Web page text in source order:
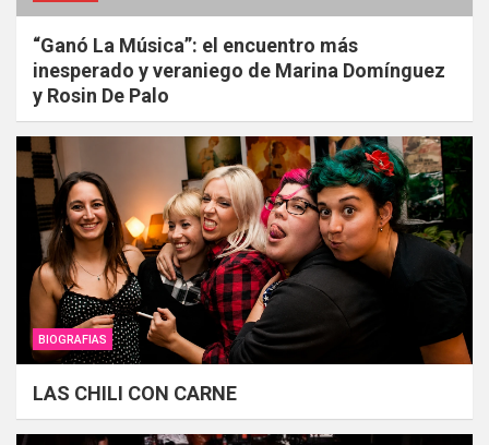
“Ganó La Música”: el encuentro más
inesperado y veraniego de Marina Domínguez
y Rosin De Palo
BIOGRAFIAS
LAS CHILI CON CARNE